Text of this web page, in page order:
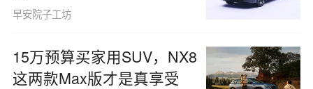
早安院子工坊
15万预算买家用SUV，NX8
这两款Max版才是真享受